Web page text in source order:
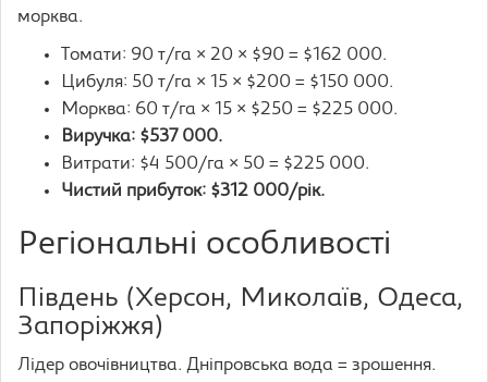
морква.
Томати: 90 т/га × 20 × $90 = $162 000.
Цибуля: 50 т/га × 15 × $200 = $150 000.
Морква: 60 т/га × 15 × $250 = $225 000.
Виручка: $537 000.
Витрати: $4 500/га × 50 = $225 000.
Чистий прибуток: $312 000/рік.
Регіональні особливості
Південь (Херсон, Миколаїв, Одеса,
Запоріжжя)
Лідер овочівництва. Дніпровська вода = зрошення.